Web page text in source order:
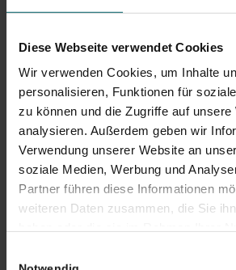
Diese Webseite verwendet Cookies
Wir verwenden Cookies, um Inhalte
personalisieren, Funktionen für
zu können und die Zugriffe auf unsere
analysieren. Außerdem geben wir
Verwendung unserer Website an
soziale Medien, Werbung und
Partner führen diese Informationen
weiteren Daten zusammen, die Sie
Cookies, wenn Sie unsere Webseite
Welche Gefahren und
u.a. versicherbar?
Praxisausfall aufgrund von Schäden
Sachen durch:
Feuer (Brand, Blitzschlag,
Einbruchdiebstahl inkl.
Leitungswasser
Sturm und Hagel
Krankheit oder Unfall des
vereinbart – Bedingungen prüfen)